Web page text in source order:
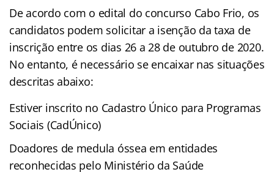
De acordo com o edital do concurso Cabo Frio, os
candidatos podem solicitar a isenção da taxa de
inscrição entre os dias 26 a 28 de outubro de 2020.
No entanto, é necessário se encaixar nas situações
descritas abaixo:
Estiver inscrito no Cadastro Único para Programas
Sociais (CadÚnico)
Doadores de medula óssea em entidades
reconhecidas pelo Ministério da Saúde